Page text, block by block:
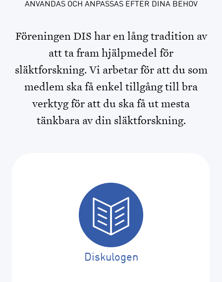
ANVÄNDAS OCH ANPASSAS EFTER DINA BEHOV
Föreningen DIS har en lång tradition av
att ta fram hjälpmedel för
släktforskning. Vi arbetar för att du som
medlem ska få enkel tillgång till bra
verktyg för att du ska få ut mesta
tänkbara av din släktforskning.
Diskulogen